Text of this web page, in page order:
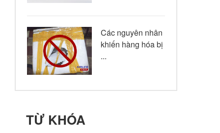
Các nguyên nhân
khiến hàng hóa bị
...
TỪ KHÓA